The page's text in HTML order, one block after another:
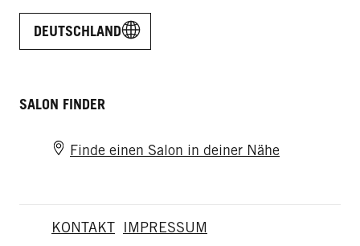
DEUTSCHLAND
SALON FINDER
Finde einen Salon in deiner Nähe
KONTAKT IMPRESSUM